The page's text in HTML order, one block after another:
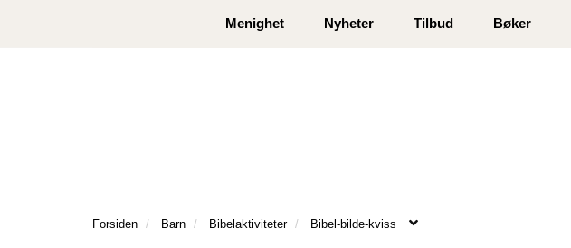
Åpningstider Logg inn eller registrer deg
Menighet Nyheter Tilbud Bøker
Forsiden Barn Bibelaktiviteter Bibel-bilde-kviss